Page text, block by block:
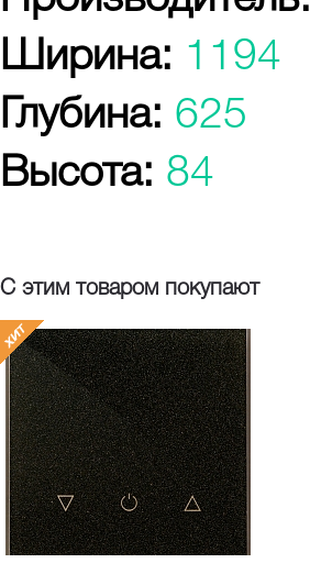
Ширина: 1194
Глубина: 625
Высота: 84
С этим товаром покупают